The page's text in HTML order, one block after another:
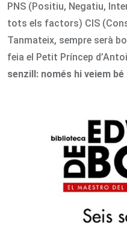
PNS (Positiu, Negatiu,
tots els factors) CIS
Tanmateix, sempre serà
feia el Petit Príncep
senzill: només hi veiem